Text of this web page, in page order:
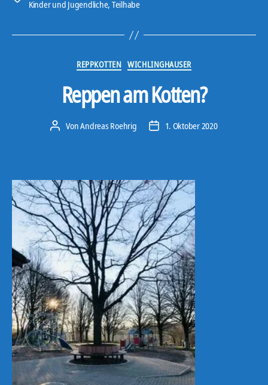
Kinder und Jugendliche, Teilhabe
Kategorien
REPPKOTTEN WICHLINGHAUSER
Reppen am Kotten?
Beitragsautor
VonAndreas Roehrig Veröffentlichungsdatum
1. Oktober 2020